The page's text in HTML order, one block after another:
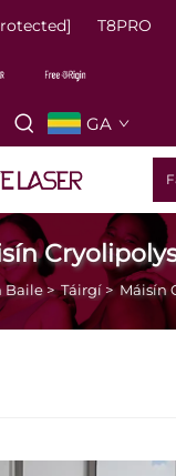
T8PRO
GA
Baile>Táirgí >Máisín